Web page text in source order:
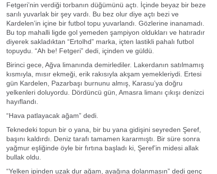
Fetgeri’nin verdiği torbanın düğümünü açtı. İçinde beyaz bir beze
sarılı yuvarlak bir şey vardı. Bu bez olur diye açtı bezi ve
Kardelen’in içine bir futbol topu yuvarlandı. Gözlerine inanamadı.
Bu top mahalli ligde gol yemeden şampiyon oldukları ve hatıradır
diyerek sakladıktan “Ertolhd” marka, içten lastikli pahalı futbol
topuydu. “Ah be! Fetgeri” dedi, içinden ve güldü.
Birinci gece, Ağva limanında demirlediler. Lakerdanın satılmamış
kısmıyla, mısır ekmeği, erik rakısıyla akşam yemekleriydi. Ertesi
gün Kardelen, Pazarbaşı burnunu almış, Karasu’ya doğru
yelkenleri doluyordu. Dördüncü gün, Amasra limanı çıkışı denizci
hayıflandı.
“Hava patlayacak ağam” dedi.
Teknedeki topun bir o yana, bir bu yana gidişini seyreden Şeref,
başını kaldırdı. Deniz tarafı tamamen kararmıştı. Bir süre sonra
yağmur eşliğinde öyle bir fırtına başladı ki, Şeref’in midesi allak
bullak oldu.
“Yelken ipinden uzak dur ağam, ayağına dolanmasın” dedi genç